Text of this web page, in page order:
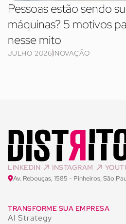
Pessoas estão sendo
máquinas? 5 motivos
nesse mito
JULHO 2026INOVAÇÃO
LINKEDIN INSTAGRAM
Av. Rebouças, 1585 - Pinheiros, São
TRANSFORME SUA EMPRESA
AI Strategy